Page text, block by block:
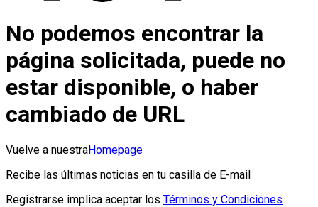
No podemos encontrar la
página solicitada, puede no
estar disponible, o haber
cambiado de URL
Vuelve a nuestraHomepage
Recibe las últimas noticias en tu casilla de E-mail
Registrarse implica aceptar los Términos y Condiciones